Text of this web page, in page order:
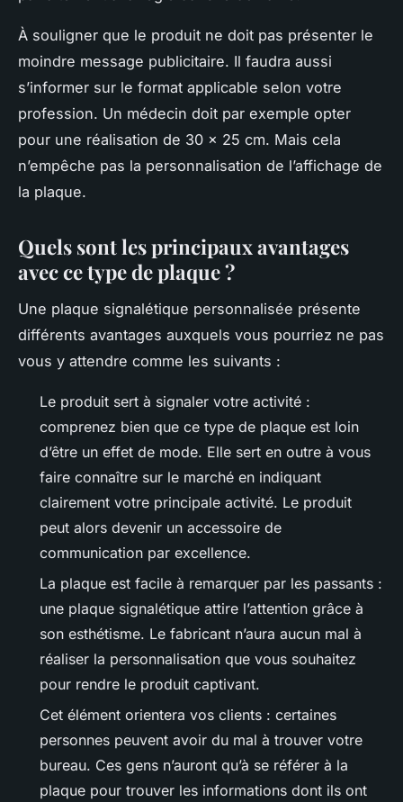
À souligner que le produit ne doit pas présenter le
moindre message publicitaire. Il faudra aussi
s’informer sur le format applicable selon votre
profession. Un médecin doit par exemple opter
pour une réalisation de 30 x 25 cm. Mais cela
n’empêche pas la personnalisation de l’affichage de
la plaque.
Quels sont les principaux avantages
avec ce type de plaque ?
Une plaque signalétique personnalisée présente
différents avantages auxquels vous pourriez ne pas
vous y attendre comme les suivants :
Le produit sert à signaler votre activité :
comprenez bien que ce type de plaque est loin
d’être un effet de mode. Elle sert en outre à vous
faire connaître sur le marché en indiquant
clairement votre principale activité. Le produit
peut alors devenir un accessoire de
communication par excellence.
La plaque est facile à remarquer par les passants :
une plaque signalétique attire l’attention grâce à
son esthétisme. Le fabricant n’aura aucun mal à
réaliser la personnalisation que vous souhaitez
pour rendre le produit captivant.
Cet élément orientera vos clients : certaines
personnes peuvent avoir du mal à trouver votre
bureau. Ces gens n’auront qu’à se référer à la
plaque pour trouver les informations dont ils ont